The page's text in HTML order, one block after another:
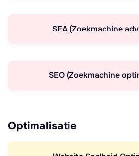
SEA (Zoekmachine
SEO (Zoekmachine
Optimalisatie